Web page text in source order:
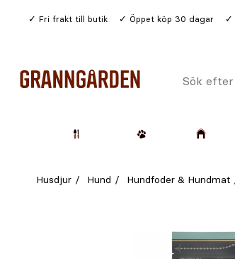
Fri frakt till butik Öppet köp 30 dagar
Sök
Husdjur Hund Hundfoder & Hundmat